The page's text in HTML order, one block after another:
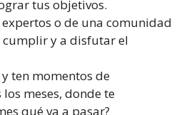
tus objetivos.
o de una comunidad
cumplir y a disfutar el
ten momentos de
meses, donde te
qué va a pasar?